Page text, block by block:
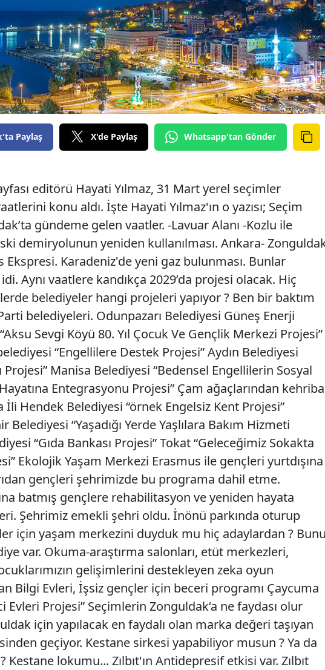
Paylaş X'de Paylaş Whatsapp'tan Gönder
editörü Hayati Yılmaz, 31 Mart yerel seçimler
konu aldı. İşte Hayati Yılmaz'ın o yazısı; Seçim
gündeme gelen vaatler. -Lavuar Alanı -Kozlu ile
demiryolunun yeniden kullanılması. Ankara-
Ekspresi. Karadeniz'de yeni gaz bulunması. Bunlar
Aynı vaatlere kandıkça 2029’da projesi olacak. Hiç
belediyeler hangi projeleri yapıyor ? Ben bir baktım
belediyeleri. Odunpazarı Belediyesi Güneş Enerji
Sevgi Köyü 80. Yıl Çocuk Ve Gençlik Merkezi Projesi”
“Engellilere Destek Projesi” Aydın Belediyesi
Projesi” Manisa Belediyesi “Bedensel Engellilerin Sosyal
Entegrasyonu Projesi” Çam ağaçlarından
İli Hendek Belediyesi “örnek Engelsiz Kent Projesi”
Belediyesi “Yaşadığı Yerde Yaşlılara Bakım Hizmeti
“Gıda Bankası Projesi” Tokat “Geleceğimiz Sokakta
Ekolojik Yaşam Merkezi Erasmus ile gençleri yurtdışına
gençleri şehrimizde bu programa dahil etme.
batmış gençlere rehabilitasyon ve yeniden hayata
Şehrimiz emekli şehri oldu. İnönü parkında oturup
için yaşam merkezini duyduk mu hiç adaylardan ?
var. Okuma-araştırma salonları, etüt merkezleri,
gelişimlerini destekleyen zeka oyun
Bilgi Evleri, İşsiz gençler için beceri programı Çaycuma
Evleri Projesi” Seçimlerin Zonguldak‘a ne faydası olur
için yapılacak en faydalı olan marka değeri taşıyan
geçiyor. Kestane sirkesi yapabiliyor musun ? Ya da
Kestane lokumu... Zılbıt'ın Antidepresif etkisi var. Zılbıt